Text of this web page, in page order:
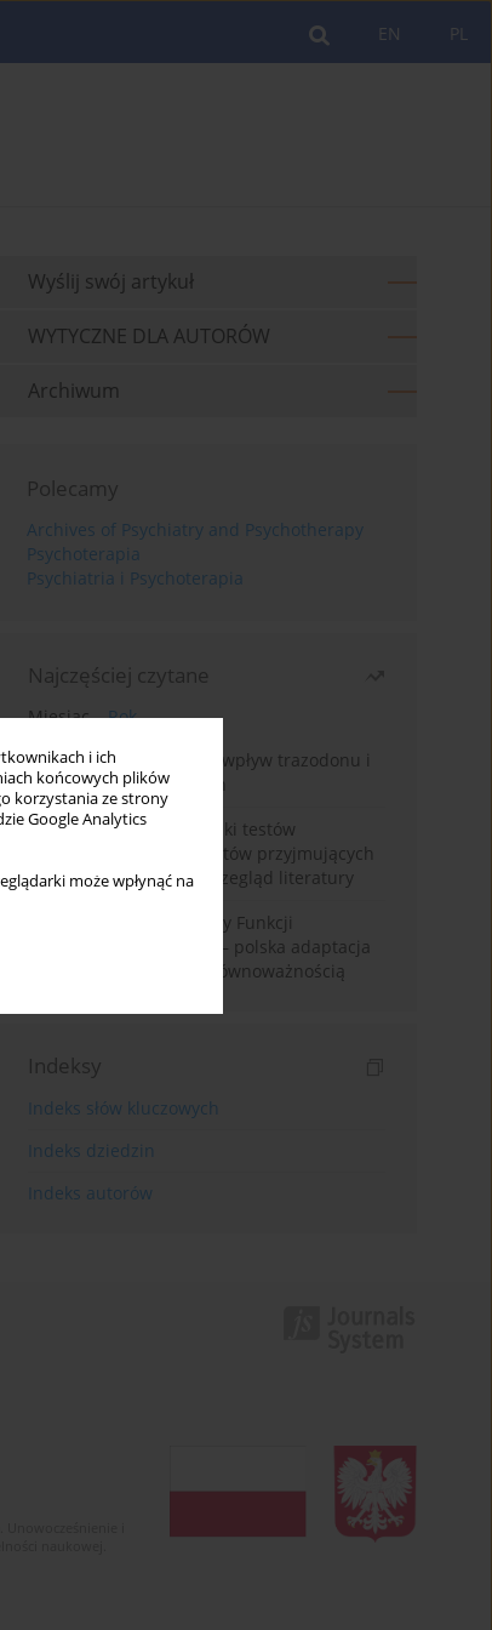
i ich
końcowych plików
korzystania ze strony
Google Analytics
może wpłynąć na
PL
EN
Wyślij swój artykuł
WYTYCZNE DLA AUTORÓW
Archiwum
Polecamy
Archives of Psychiatry and Psychotherapy
Psychoterapia
Psychiatria i Psychoterapia
Najczęściej czytane
Miesiąc
Rok
Leczenie bezsenności – wpływ trazodonu i
leków nasennych na sen
Fałszywie dodatnie wyniki testów
narkotykowych u pacjentów przyjmujących
leki psychotropowe – przegląd literatury
Montrealska Skala Oceny Funkcji
Poznawczych MoCA 7.2.– polska adaptacja
metody i badania nad równoważnością
Indeksy
Indeks słów kluczowych
Indeks dziedzin
Indeks autorów